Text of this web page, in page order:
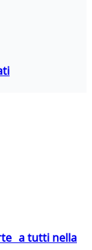
a tutti nella